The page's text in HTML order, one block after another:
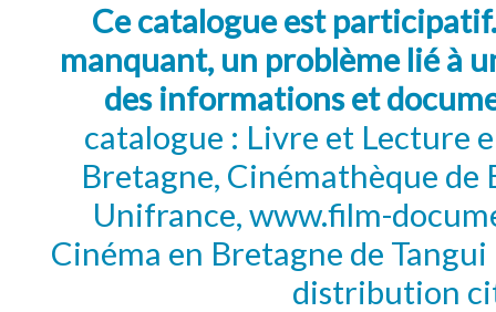
Ce catalogue est
manquant, un problème lié à
des informations et
catalogue : Livre et Lecture
Bretagne, Cinémathèque de
Unifrance, www.film-
Cinéma en Bretagne de
distribution